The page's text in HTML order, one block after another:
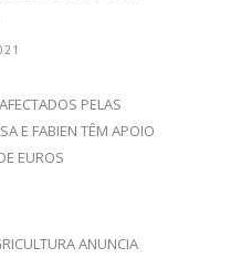
PELAS
E FABIEN TÊM APOIO
EUROS
ANUNCIA